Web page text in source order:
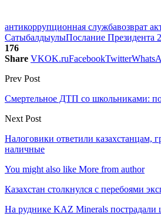
антикоррупционная службавозврат
СатыбалдыулыПослание Президента
176
Share VKOK.ruFacebookTwitter
Prev Post
Смертельное ДТП со школьниками:
Next Post
Налоговики ответили казахстанцам,
наличные
You might also like More from author
Казахстан столкнулся с перебоями
На руднике KAZ Minerals пострадали